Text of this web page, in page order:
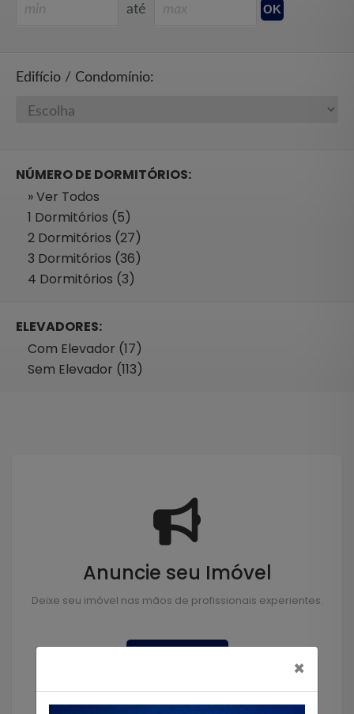
×
até
Edifício / Condomínio:
NÚMERO DE DORMITÓRIOS:
» Ver Todos
1 Dormitórios (5)
2 Dormitórios (27)
3 Dormitórios (36)
4 Dormitórios (3)
ELEVADORES:
Com Elevador (17)
Sem Elevador (113)
Anuncie seu Imóvel
Deixe seu imóvel nas mãos de profissionais experientes.